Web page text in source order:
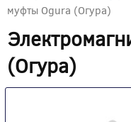
муфты Ogura (Огура)
(Огура)